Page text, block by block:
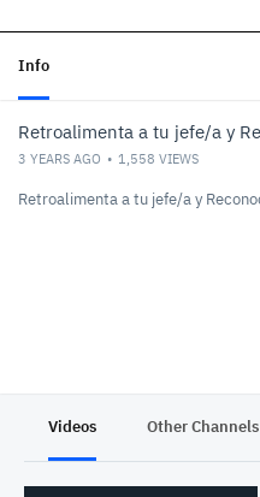
Info
Retroalimenta a tu jefe/a y
3 YEARS AGO 1,558 VIEWS
Retroalimenta a tu jefe/a y
Videos Other Channels